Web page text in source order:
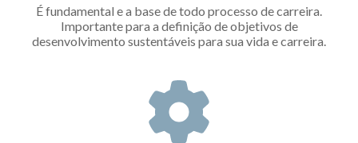
É fundamental e a base de todo processo de carreira.
Importante para a definição de objetivos de
desenvolvimento sustentáveis para sua vida e carreira.